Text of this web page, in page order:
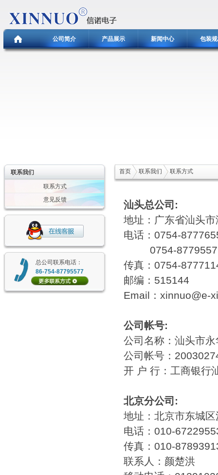
公司简介 产品展示 新闻中心 包装
联系我们
联系方式
意见反馈
总公司联系电话：
86-754-87795577
首页 联系我们 联系方式
汕头总公司:
地址：广东省汕头
电话：0754-
0754-87795577
传真：0754-
邮编：515144
Email：
公司帐号:
公司名称：汕头市
公司帐号：
开 户 行：工商银行
北京分公司:
地址：北京市东城
电话：010-
传真：010-
联系人：颜楚洪